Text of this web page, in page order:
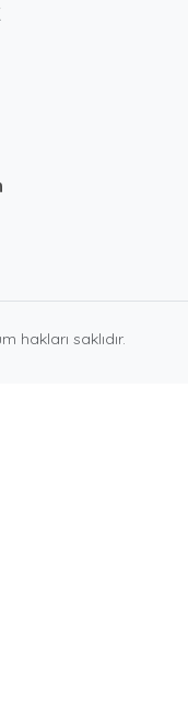
hakları saklıdır.